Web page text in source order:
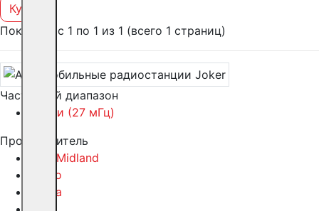
Купить
Показано с 1 по 1 из 1 (всего 1 страниц)
Частотный диапазон
Си-Би (27 мГц)
Производитель
Alan/Midland
Alinco
Cobra